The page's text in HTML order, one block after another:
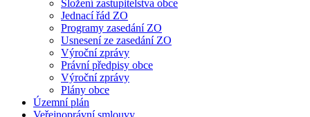
Složení zastupitelstva obce
Jednací řád ZO
Programy zasedání ZO
Usnesení ze zasedání ZO
Výroční zprávy
Právní předpisy obce
Výroční zprávy
Plány obce
Územní plán
Veřejnoprávní smlouvy